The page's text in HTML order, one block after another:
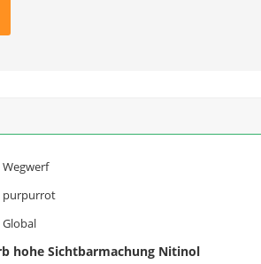
Wegwerf
purpurrot
Global
hohe Sichtbarmachung Nitinol